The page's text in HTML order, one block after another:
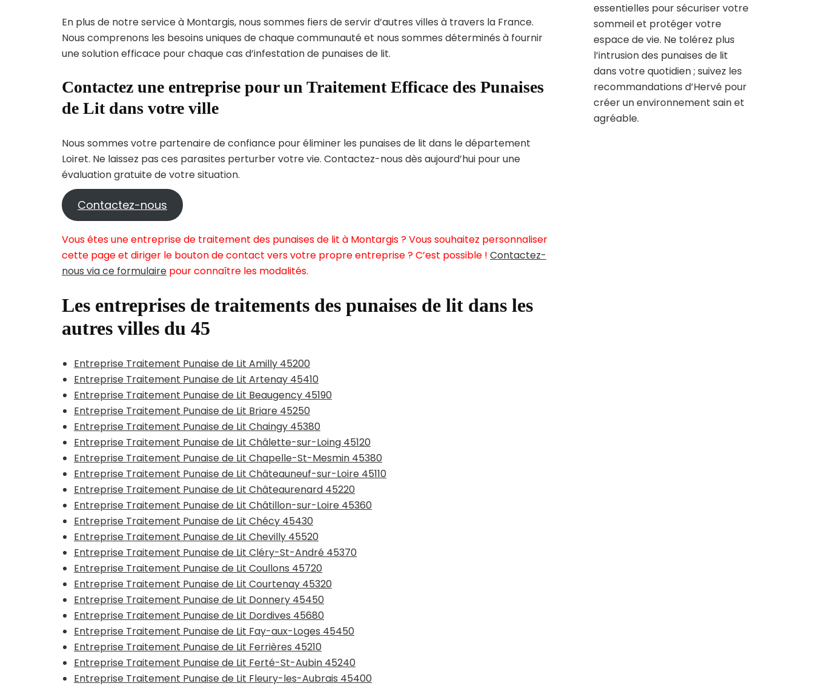
En plus de notre service à Montargis, nous sommes fiers de servir d’autres villes à travers la France.
Nous comprenons les besoins uniques de chaque communauté et nous sommes déterminés à fournir
une solution efficace pour chaque cas d’infestation de punaises de lit.
Contactez une entreprise pour un Traitement Efficace des Punaises
de Lit dans votre ville
Nous sommes votre partenaire de confiance pour éliminer les punaises de lit dans le département
Loiret. Ne laissez pas ces parasites perturber votre vie. Contactez-nous dès aujourd’hui pour une
évaluation gratuite de votre situation.
Contactez-nous
Vous êtes une entreprise de traitement des punaises de lit à Montargis ? Vous souhaitez personnaliser
cette page et diriger le bouton de contact vers votre propre entreprise ? C’est possible ! Contactez-
nous via ce formulaire pour connaître les modalités.
Les entreprises de traitements des punaises de lit dans les
autres villes du 45
Entreprise Traitement Punaise de Lit Amilly 45200
Entreprise Traitement Punaise de Lit Artenay 45410
Entreprise Traitement Punaise de Lit Beaugency 45190
Entreprise Traitement Punaise de Lit Briare 45250
Entreprise Traitement Punaise de Lit Chaingy 45380
Entreprise Traitement Punaise de Lit Châlette-sur-Loing 45120
Entreprise Traitement Punaise de Lit Chapelle-St-Mesmin 45380
Entreprise Traitement Punaise de Lit Châteauneuf-sur-Loire 45110
Entreprise Traitement Punaise de Lit Châteaurenard 45220
Entreprise Traitement Punaise de Lit Châtillon-sur-Loire 45360
Entreprise Traitement Punaise de Lit Chécy 45430
Entreprise Traitement Punaise de Lit Chevilly 45520
Entreprise Traitement Punaise de Lit Cléry-St-André 45370
Entreprise Traitement Punaise de Lit Coullons 45720
Entreprise Traitement Punaise de Lit Courtenay 45320
Entreprise Traitement Punaise de Lit Donnery 45450
Entreprise Traitement Punaise de Lit Dordives 45680
Entreprise Traitement Punaise de Lit Fay-aux-Loges 45450
Entreprise Traitement Punaise de Lit Ferrières 45210
Entreprise Traitement Punaise de Lit Ferté-St-Aubin 45240
Entreprise Traitement Punaise de Lit Fleury-les-Aubrais 45400
essentielles pour sécuriser votre
sommeil et protéger votre
espace de vie. Ne tolérez plus
l’intrusion des punaises de lit
dans votre quotidien ; suivez les
recommandations d’Hervé pour
créer un environnement sain et
agréable.